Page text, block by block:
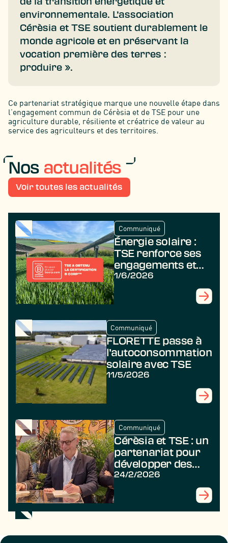
environnementale. L’association
Cérèsia et TSE soutient durablement le
monde agricole et en préservant la
vocation première des terres :
produire ».
Ce partenariat stratégique marque une nouvelle étape dans
l’engagement commun de Cérèsia et de TSE pour une
agriculture durable, résiliente et créatrice de valeur au
service des agriculteurs et des territoires.
Nos actualités
Voir toutes les actualités
Communiqué
Énergie solaire :
TSE renforce ses
engagements et
obtient la
1/6/2026
Communiqué
FLORETTE passe à
l’autoconsommation
solaire avec TSE
11/5/2026
Communiqué
Cérèsia et TSE : un
partenariat pour
développer des
projets
agrivoltaïques au
agriculteurs
24/2/2026